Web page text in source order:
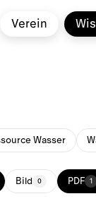
Verein
Wasser
Bild 0 PDF 1